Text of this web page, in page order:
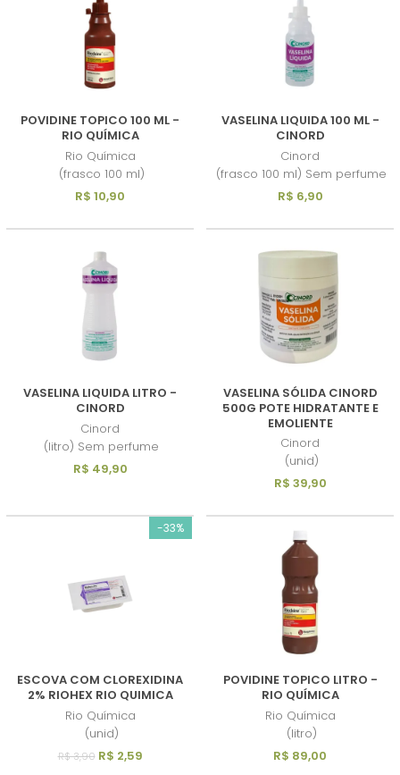
MAIOR PREÇO
POVIDINE TOPICO 100 ML -
RIO QUÍMICA
Rio Química
(frasco 100 ml)
R$ 10,90
VASELINA LIQUIDA 100 ML -
CINORD
Cinord
(frasco 100 ml) Sem perfume
R$ 6,90
VASELINA LIQUIDA LITRO -
CINORD
Cinord
(litro) Sem perfume
R$ 49,90
VASELINA SÓLIDA CINORD
500G POTE HIDRATANTE E
EMOLIENTE
Cinord
(unid)
R$ 39,90
-33%
ESCOVA COM CLOREXIDINA
2% RIOHEX RIO QUIMICA
Rio Química
(unid)
R$ 3,90 R$ 2,59
POVIDINE TOPICO LITRO -
RIO QUÍMICA
Rio Química
(litro)
R$ 89,00